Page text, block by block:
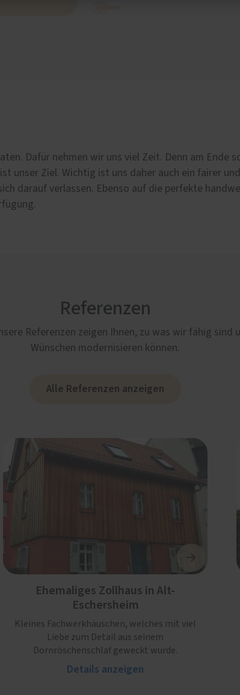
Dafür nehmen wir uns viel Zeit. Denn am Ende
unser Ziel. Wichtig ist uns daher auch ein fairer
darauf verlassen. Ebenso auf die perfekte
Referenzen
Referenzen zeigen Ihnen, zu was wir fähig sind
Wünschen modernisieren können.
Alle Referenzen anzeigen
Ehemaliges Zollhaus in Alt-
Eschersheim
Kleines Fachwerkhäuschen, welches mit viel
Liebe zum Detail aus seinem
Dornröschenschlaf geweckt wurde.
Details anzeigen